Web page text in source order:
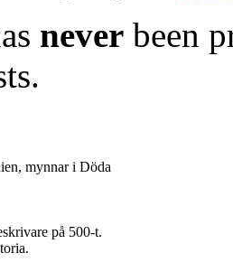
never been
mynnar i Döda
på 500-t.